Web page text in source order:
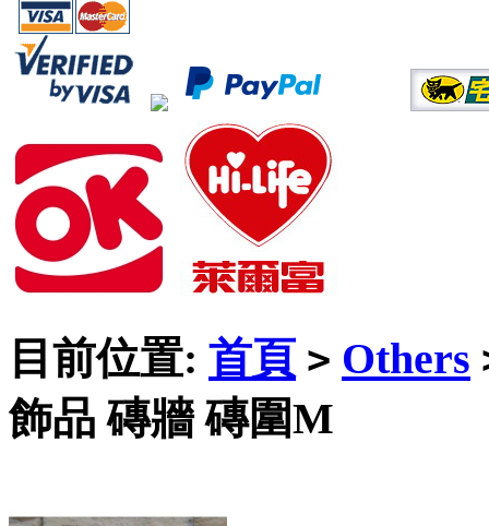
目前位置: 首頁 > Others
飾品 磚牆 磚圍M